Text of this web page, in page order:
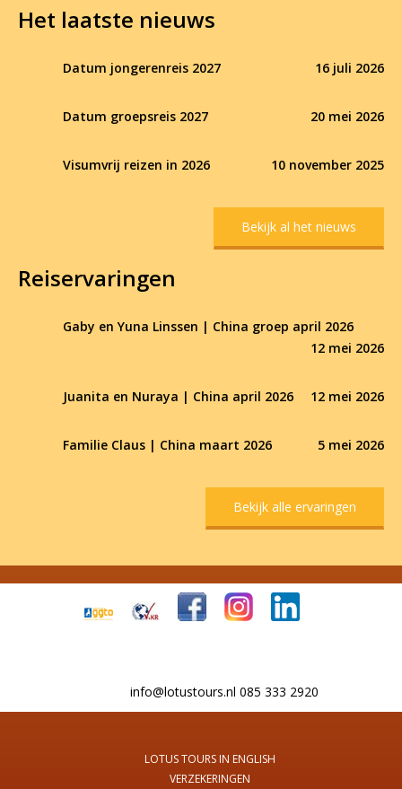
Het laatste nieuws
Datum jongerenreis 2027 16 juli 2026
Datum groepsreis 2027 20 mei 2026
Visumvrij reizen in 2026 10 november 2025
Bekijk al het nieuws
Reiservaringen
Gaby en Yuna Linssen | China groep april 2026
12 mei 2026
Juanita en Nuraya | China april 2026 12 mei 2026
Familie Claus | China maart 2026 5 mei 2026
Bekijk alle ervaringen
info@lotustours.nl 085 333 2920
LOTUS TOURS IN ENGLISH
VERZEKERINGEN